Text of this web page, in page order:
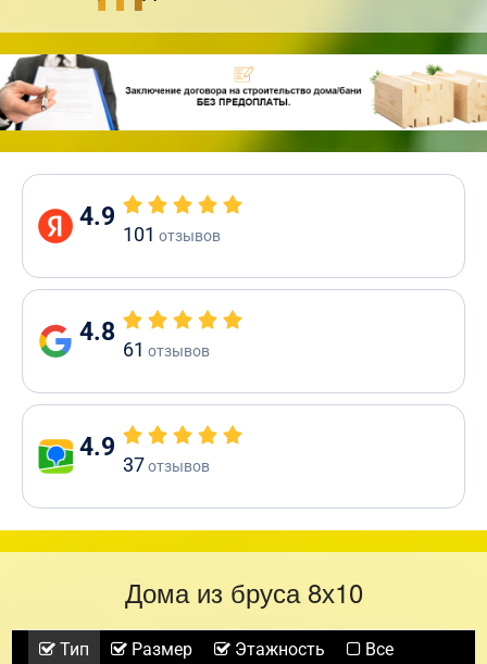
4.9
101 отзывов
4.8
61 отзывов
4.9
37отзывов
Дома из бруса 8х10
Тип Размер Этажность Все